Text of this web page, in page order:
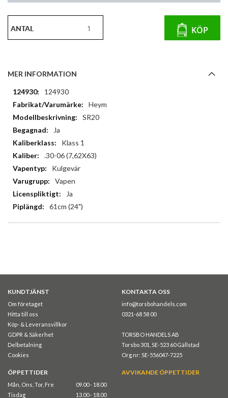
ANTAL KÖP
MER INFORMATION
Mer
information
124930
Heym
SR20
Ja
Klass 1
.30-06 (7,62X63)
Kulgevär
Vapen
Ja
61cm (24")
KUNDTJÄNST
Om företaget
Hitta till oss
Köp- & Leveransvillkor
GDPR & Säkerhet
Delbetalning
Cookies
KONTAKTA OSS
info@torsbohandels.com
0321-68 58 00
TORSBO HANDELS AB
Torsbo 301, SE-523 60 Gällstad
Org.nr: SE-556047-7225
ÖPPETTIDER
Mån, Ons, Tor, Fre
09.00 - 18.00
Tisdag
13.00 - 18.00
AVVIKANDE ÖPPETTIDER